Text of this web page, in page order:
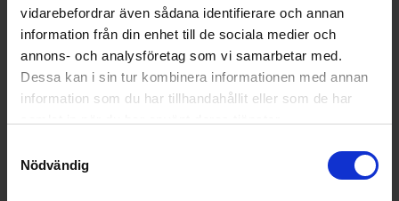
vidarebefordrar även sådana identifierare och annan
information från din enhet till de sociala medier och
annons- och analysföretag som vi samarbetar med.
Dessa kan i sin tur kombinera informationen med annan
information som du har tillhandahållit eller som de har
Nödvändig
Köksfläkt
SamsungNK36M1030IS - Outlet
3 990:-
I lager